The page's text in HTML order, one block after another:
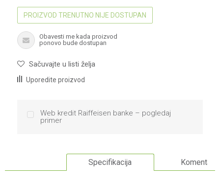
PROIZVOD TRENUTNO NIJE DOSTUPAN
Obavesti me kada proizvod
ponovo bude dostupan
Sačuvajte u listi želja
Uporedite proizvod
Web kredit Raiffeisen banke – pogledaj
primer
Specifikacija Komentari